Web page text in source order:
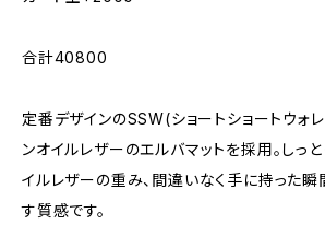
合計40800
定番デザインのSSW(ショートショートウォレ
ンオイルレザーのエルバマットを採用。しっと
イルレザーの重み、間違いなく手に持った瞬
す質感です。